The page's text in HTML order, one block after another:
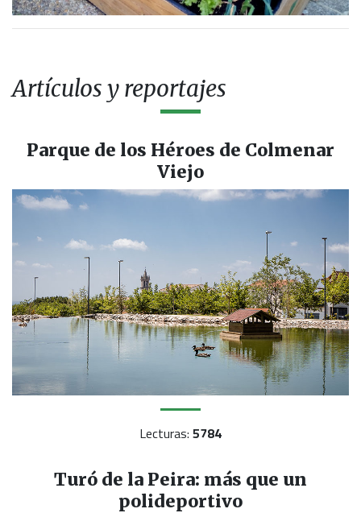
Artículos y reportajes
Parque de los Héroes de Colmenar
Viejo
Lecturas: 5784
Turó de la Peira: más que un
polideportivo